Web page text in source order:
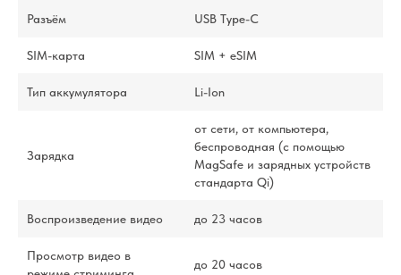
Разъём USB Type-C
SIM-карта SIM + eSIM
Тип аккумулятора Li-Ion
Зарядка
от сети, от компьютера,
беспроводная (с помощью
MagSafe и зарядных устройств
стандарта Qi)
Воспроизведение видео до 23 часов
Просмотр видео в
до 20 часов